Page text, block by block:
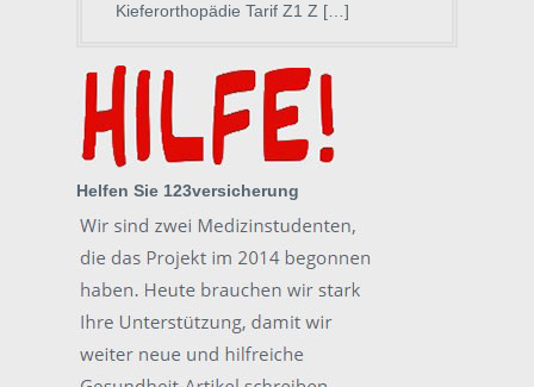
Kieferorthopädie Tarif Z1 Z […]
Helfen Sie 123versicherung